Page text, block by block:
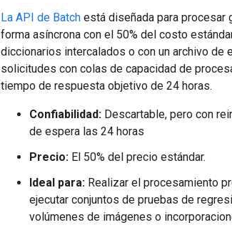
La API de Batch está diseñada para
forma asíncrona con el 50% del costo
diccionarios intercalados o con un archivo de
solicitudes con colas de capacidad de
tiempo de respuesta objetivo de 24 horas.
Confiabilidad: Descartable, pero con
de espera las 24 horas
Precio: El 50% del precio estándar.
Ideal para: Realizar el procesamiento
ejecutar conjuntos de pruebas de
volúmenes de imágenes o